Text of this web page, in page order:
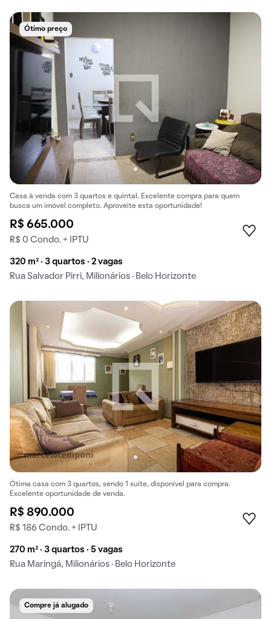
Ótimo preço
Casa à venda com 3 quartos e quintal. Excelente compra para quem
busca um imóvel completo. Aproveite esta oportunidade!
R$ 665.000
R$ 0 Condo. + IPTU
320 m² · 3 quartos · 2 vagas
Rua Salvador Pirri, Milionários · Belo Horizonte
Ótima casa com 3 quartos, sendo 1 suíte, disponível para compra.
Excelente oportunidade de venda.
R$ 890.000
R$ 186 Condo. + IPTU
270 m² · 3 quartos · 5 vagas
Rua Maringá, Milionários · Belo Horizonte
Compre já alugado